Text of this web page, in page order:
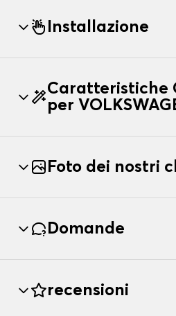
Installazione
Caratteristiche
per
Foto dei nostri
Domande
recensioni